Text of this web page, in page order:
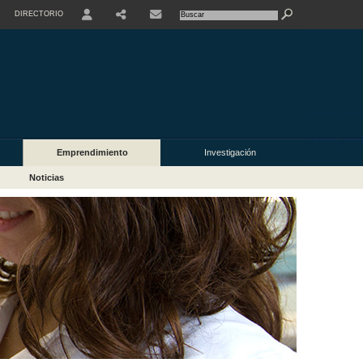
DIRECTORIO
Emprendimiento Investigación
Noticias